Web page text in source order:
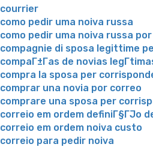
courrier
como pedir uma noiva russa
como pedir uma noiva russa
compagnie di sposa legittime
compaГ±Г­as de novias
compra la sposa per
comprar una novia por correo
comprare una sposa per
correio em ordem definiГ§ГЈo
correio em ordem noiva custo
correio para pedir noiva